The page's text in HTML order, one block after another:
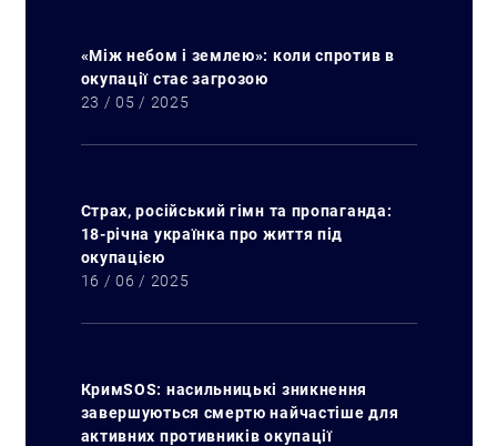
«Між небом і землею»: коли спротив в
окупації стає загрозою
23 / 05 / 2025
Страх, російський гімн та пропаганда:
18-річна українка про життя під
окупацією
16 / 06 / 2025
КримSOS: насильницькі зникнення
завершуються смертю найчастіше для
активних противників окупації